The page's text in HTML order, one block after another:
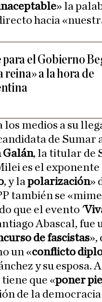
» la
hacia
para el Gobierno
reina» a la hora de
medios a su
de Sumar
, la titular de
es el exponente
, y lapolarización»
también se
que el evento '
Abascal, fue
de fascistas»,
un «conflicto
y su esposa.
que «poner
de la